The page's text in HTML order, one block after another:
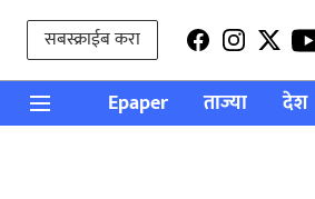
सबस्क्राईब करा
Epaper ताज्या देश